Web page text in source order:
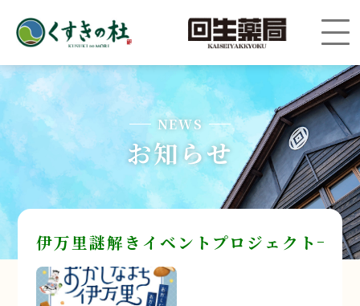
NEWS
お知らせ
伊万里謎解きイベントプロジェクト